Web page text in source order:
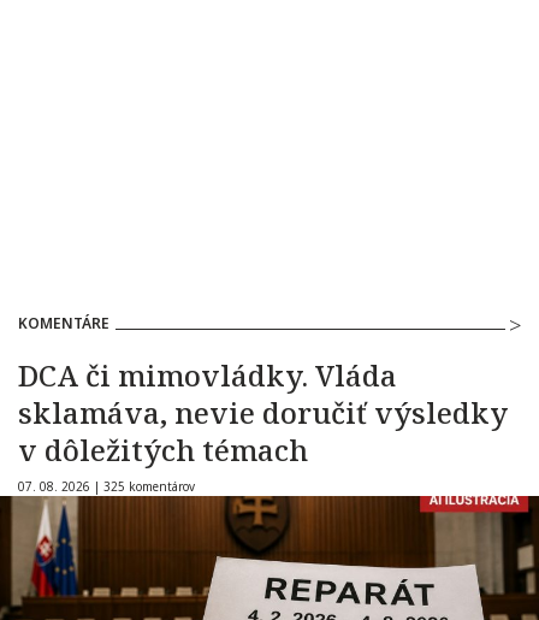
KOMENTÁRE
DCA či mimovládky. Vláda
sklamáva, nevie doručiť výsledky
v dôležitých témach
07. 08. 2026 | 325 komentárov